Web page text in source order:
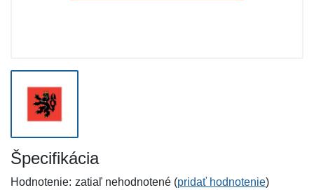
Špecifikácia
Hodnotenie: zatiaľ nehodnotené (pridať hodnotenie)